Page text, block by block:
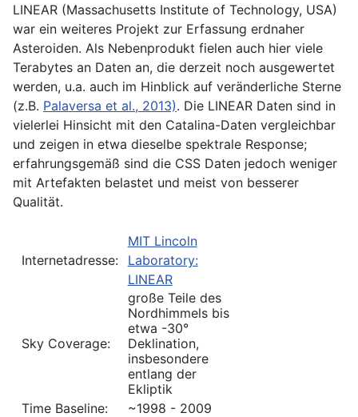
LINEAR (Massachusetts Institute of Technology, USA)
war ein weiteres Projekt zur Erfassung erdnaher
Asteroiden. Als Nebenprodukt fielen auch hier viele
Terabytes an Daten an, die derzeit noch ausgewertet
werden, u.a. auch im Hinblick auf veränderliche Sterne
(z.B. Palaversa et al., 2013). Die LINEAR Daten sind in
vielerlei Hinsicht mit den Catalina-Daten vergleichbar
und zeigen in etwa dieselbe spektrale Response;
erfahrungsgemäß sind die CSS Daten jedoch weniger
mit Artefakten belastet und meist von besserer
Qualität.
Internetadresse:
MIT Lincoln
Laboratory:
LINEAR
Sky Coverage:
große Teile des
Nordhimmels bis
etwa -30°
Deklination,
insbesondere
entlang der
Ekliptik
Time Baseline:
~1998 - 2009